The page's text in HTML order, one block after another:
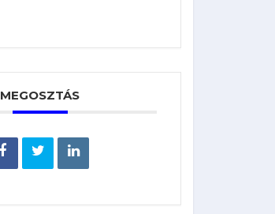
MEGOSZTÁS